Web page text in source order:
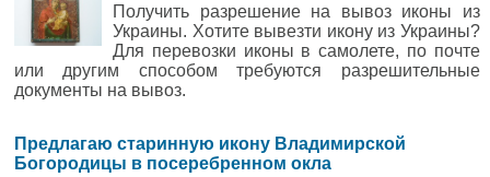
Получить разрешение на вывоз иконы из
Украины. Хотите вывезти икону из Украины?
Для перевозки иконы в самолете, по почте
или другим способом требуются разрешительные
документы на вывоз.
Предлагаю старинную икону Владимирской
Богородицы в посеребренном окла